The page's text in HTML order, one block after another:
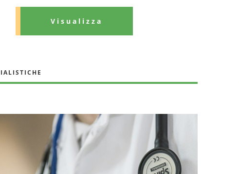
Visualizza